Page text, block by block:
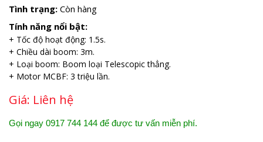
Tình trạng: Còn hàng
Tính năng nổi bật:
+ Tốc độ hoạt động: 1.5s.
+ Chiều dài boom: 3m.
+ Loại boom: Boom loại Telescopic thẳng.
+ Motor MCBF: 3 triệu lần.
Giá: Liên hệ
Gọi ngay 0917 744 144 để được tư vấn miễn phí.